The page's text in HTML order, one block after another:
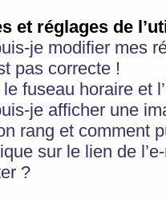
et réglages de
je modifier mes
pas correcte !
le fuseau horaire et
je afficher une
rang et comment
sur le lien de
?